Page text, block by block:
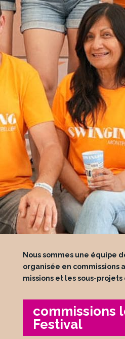
Nous sommes une équipe
organisée en commissions
missions et les sous-
commissions
Festival